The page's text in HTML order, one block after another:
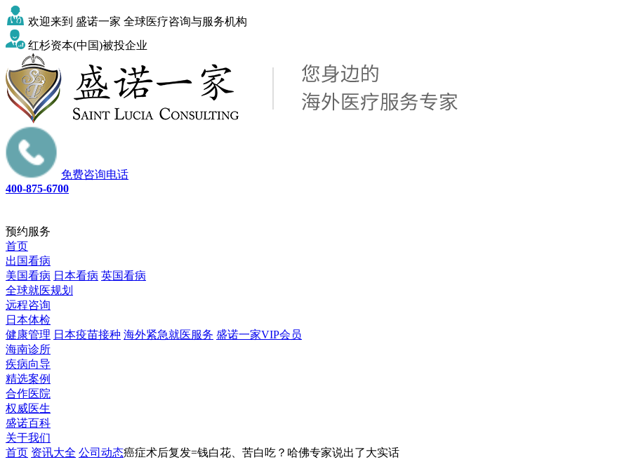
欢迎来到 盛诺一家 全球医疗咨询与服务机构
红杉资本(中国)被投企业
免费咨询电话
400-875-6700
预约服务
首页
出国看病
美国看病 日本看病 英国看病
全球就医规划
远程咨询
日本体检
健康管理 日本疫苗接种 海外紧急就医服务 盛诺一家VIP会员
海南诊所
疾病向导
精选案例
合作医院
权威医生
盛诺百科
关于我们
首页 资讯大全 公司动态癌症术后复发=钱白花、苦白吃？哈佛专家说出了大实话